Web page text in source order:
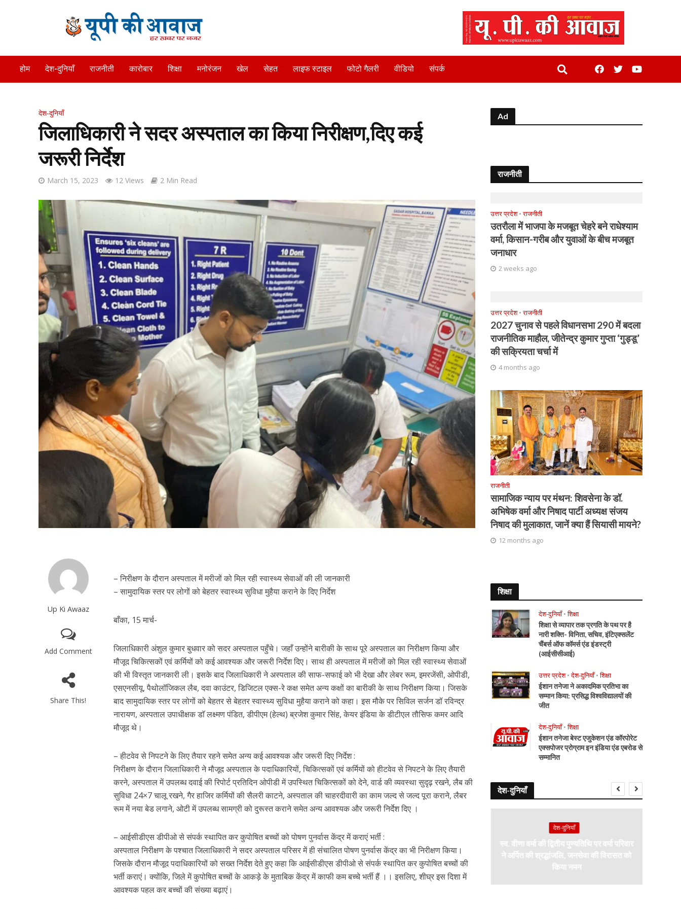
होम देश-दुनियाँ राजनीती कारोबार शिक्षा मनोरंजन खेल सेहत लाइफ स्टाइल फोटो गैलरी वीडियो संपर्क
देश-दुनियाँ
जिलाधिकारी ने सदर अस्पताल का किया निरीक्षण,दिए कई
जरूरी निर्देश
March 15, 2023 12 Views 2 Min Read
Up Ki Awaaz
Add Comment
Share This!
– निरीक्षण के दौरान अस्पताल में मरीजों को मिल रही स्वास्थ्य सेवाओं की ली जानकारी
– सामुदायिक स्तर पर लोगों को बेहतर स्वास्थ्य सुविधा मुहैया कराने के दिए निर्देश
बाँका, 15 मार्च-
जिलाधिकारी अंशुल कुमार बुधवार को सदर अस्पताल पहुँचे। जहाँ उन्होंने बारीकी के साथ पूरे अस्पताल का निरीक्षण किया और
मौजूद चिकित्सकों एवं कर्मियों को कई आवश्यक और जरूरी निर्देश दिए। साथ ही अस्पताल में मरीजों को मिल रही स्वास्थ्य सेवाओं
की भी विस्तृत जानकारी ली। इसके बाद जिलाधिकारी ने अस्पताल की साफ-सफाई को भी देखा और लेबर रूम, इमरजेंसी, ओपीडी,
एसएनसीयू, पैथोलॉजिकल लैब, दवा काउंटर, डिजिटल एक्स-रे कक्ष समेत अन्य कक्षों का बारीकी के साथ निरीक्षण किया। जिसके
बाद सामुदायिक स्तर पर लोगों को बेहतर से बेहतर स्वास्थ्य सुविधा मुहैया कराने को कहा। इस मौके पर सिविल सर्जन डॉ रविन्द्र
नारायण, अस्पताल उपाधीक्षक डाॅ लक्ष्मण पंडित, डीपीएम (हेल्थ) ब्रजेश कुमार सिंह, केयर इंडिया के डीटीएल तौसिफ कमर आदि
मौजूद थे।
– हीटवेव से निपटने के लिए तैयार रहने समेत अन्य कई आवश्यक और जरूरी दिए निर्देश :
निरीक्षण के दौरान जिलाधिकारी ने मौजूद अस्पताल के पदाधिकारियों, चिकित्सकों एवं कर्मियों को हीटवेव से निपटने के लिए तैयारी
करने, अस्पताल में उपलब्ध दवाई की रिपोर्ट प्रतिदिन ओपीडी में उपस्थित चिकित्सकों को देने, वार्ड की व्यवस्था सुदृढ़ रखने, लैब की
सुविधा 24×7 चालू रखने, गैर हाजिर कर्मियों की सैलरी काटने, अस्पताल की चाहरदीवारी का काम जल्द से जल्द पूरा कराने, लैबर
रूम में नया बेड लगाने, ओटी में उपलब्ध सामग्री को दुरूस्त कराने समेत अन्य आवश्यक और जरूरी निर्देश दिए ।
– आईसीडीएस डीपीओ से संपर्क स्थापित कर कुपोषित बच्चों को पोषण पुनर्वास केंद्र में कराएं भर्ती :
अस्पताल निरीक्षण के पश्चात जिलाधिकारी ने सदर अस्पताल परिसर में ही संचालित पोषण पुनर्वास केंद्र का भी निरीक्षण किया।
जिसके दौरान मौजूद पदाधिकारियों को सख्त निर्देश देते हुए कहा कि आईसीडीएस डीपीओ से संपर्क स्थापित कर कुपोषित बच्चों की
भर्ती कराएं। क्योंकि, जिले में कुपोषित बच्चों के आकड़े के मुताबिक केंद्र में काफी कम बच्चे भर्ती हैं ।। इसलिए, शीघ्र इस दिशा में
आवश्यक पहल कर बच्चों की संख्या बढ़ाएं।
Ad
राजनीती
उत्तर प्रदेश • राजनीती
उतरौला में भाजपा के मजबूत चेहरे बने राधेश्याम
वर्मा, किसान-गरीब और युवाओं के बीच मजबूत
जनाधार
2 weeks ago
उत्तर प्रदेश • राजनीती
2027 चुनाव से पहले विधानसभा 290 में बदला
राजनीतिक माहौल, जीतेन्द्र कुमार गुप्ता ‘गुड्डू’
की सक्रियता चर्चा में
4 months ago
राजनीती
सामाजिक न्याय पर मंथन: शिवसेना के डॉ.
अभिषेक वर्मा और निषाद पार्टी अध्यक्ष संजय
निषाद की मुलाकात, जानें क्या हैं सियासी मायने?
12 months ago
शिक्षा
देश-दुनियाँ • शिक्षा
शिक्षा से व्यापार तक प्रगति के पथ पर है
नारी शक्ति- विनिता, सचिव, इंटिएक्सलेंट
चैंबर्स ऑफ कॉमर्स एंड इंडस्ट्री
(आईसीसीआई)
उत्तर प्रदेश • देश-दुनियाँ • शिक्षा
ईशान तनेजा ने अकादमिक प्रतिभा का
सम्मान किया: प्रसिद्ध विश्वविद्यालयों की
जीत
देश-दुनियाँ • शिक्षा
ईशान तनेजा बेस्ट एजुकेशन एंड कॉरपोरेट
एक्सपोजर प्रोग्राम इन इंडिया एंड एबरोड से
सम्मानित
देश-दुनियाँ
देश-दुनियाँ
नई दिल्ली में श्रीकांत वर्मा जयंती समारोह, श्रीकांत
वर्मा ट्रस्ट देगा देश का सबसे बड़ा साहित्यिक
सम्मान, राशि होगी 21 लाख
नई दिल्ली में चित्रांश चैम्बर ऑफ कॉमर्स का भव्य
नागरिक अभिनंदन समारोह सम्पन्न, डॉ. अभिषेक
वर्मा मुख्य आकर्षण
देश-दुनियाँ
स्व. वीणा वर्मा की द्वितीय पुण्यतिथि पर वर्मा परिवार
ने अर्पित की श्रद्धांजलि, जनसेवा की विरासत को
किया नमन